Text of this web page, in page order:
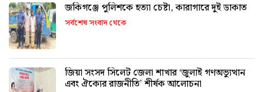
জকিগঞ্জে পুলিশকে হত্যা চেষ্টা, কারাগারে দুই ডাকাত
সর্বশেষ সংবাদ থেকে
জিয়া সংসদ সিলেট জেলা শাখার ‘জুলাই গণঅভ্যুত্থান
এবং ঐক্যের রাজনীতি’ শীর্ষক আলোচনা